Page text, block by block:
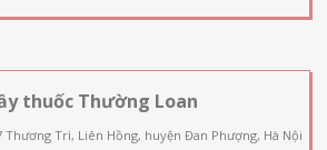
thuốc Thường Loan
Thương Trì, Liên Hồng, huyện Đan Phượng, Hà Nội